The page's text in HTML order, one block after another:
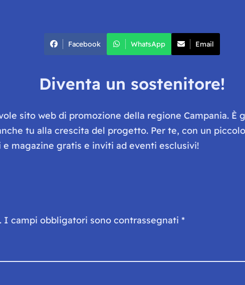
Facebook WhatsApp Email
Diventa un sostenitore!
sito web di promozione della regione Campania.
tu alla crescita del progetto. Per te, con un
magazine gratis e inviti ad eventi esclusivi!
I campi obbligatori sono contrassegnati *